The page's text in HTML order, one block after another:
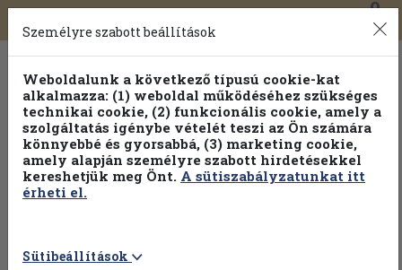
Toggle
navigation
0
Személyre szabott beállítások
Weboldalunk a következő típusú cookie-kat
alkalmazza: (1) weboldal működéséhez szükséges
technikai cookie, (2) funkcionális cookie, amely a
szolgáltatás igénybe vételét teszi az Ön számára
könnyebbé és gyorsabbá, (3) marketing cookie,
amely alapján személyre szabott hirdetésekkel
kereshetjük meg Önt. A sütiszabályzatunkat itt
érheti el.
Sütibeállítások